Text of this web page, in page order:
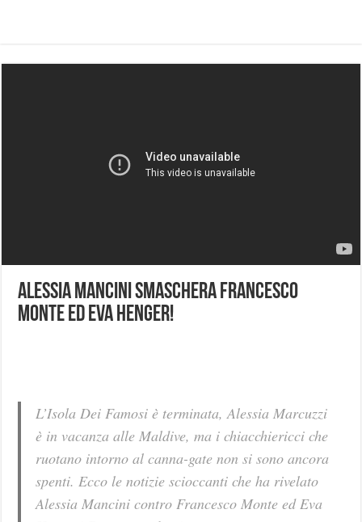
Alessia Mancini smaschera Francesco
Monte ed Eva Henger!
L’Isola Dei Famosi è terminata, Alessia Marcuzzi
è in vacanza alle Maldive, ma i chiacchiericci che
ruotano intorno al canna-gate non si sono ancora
spenti. Ecco le notizie scioccanti che ha rivelato
Alessia Mancini contro Francesco Monte ed Eva